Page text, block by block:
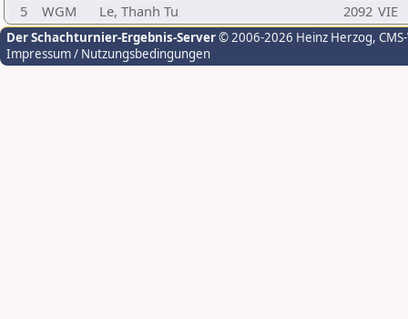
5
WGM Le, Thanh Tu 2092 VIE
Der Schachturnier-Ergebnis-Server© 2006-2026 Heinz Herzog,
Impressum / Nutzungsbedingungen